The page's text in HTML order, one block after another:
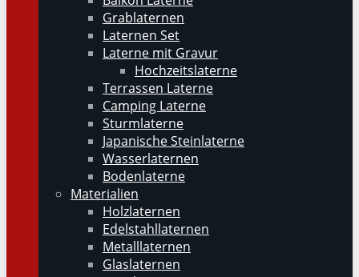
Grablaternen
Laternen Set
Laterne mit Gravur
Hochzeitslaterne
Terrassen Laterne
Camping Laterne
Sturmlaterne
Japanische Steinlaterne
Wasserlaternen
Bodenlaterne
Materialien
Holzlaternen
Edelstahllaternen
Metalllaternen
Glaslaternen